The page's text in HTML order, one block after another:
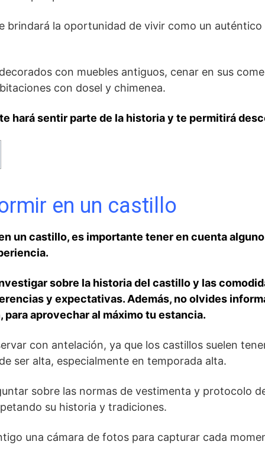
‌brindará la oportunidad de vivir como un
con muebles antiguos, cenar en sus
con dosel y chimenea.⁢
hará sentir parte⁤ de la historia y te permitirá
en un castillo
un castillo,‌ es importante tener en cuenta
⁤sobre la historia del castillo y las
y expectativas. Además, no olvides
aprovechar al máximo tu estancia.
con antelación, ya que los castillos ⁣suelen‌
ser⁤ alta, especialmente​ en temporada alta.
sobre las normas de⁢ vestimenta y protocolo
su historia y tradiciones.
una cámara de‍ fotos‍ para capturar cada